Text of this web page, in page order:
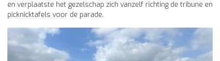
en verplaatste het gezelschap zich vanzelf richting de tribune en
picknicktafels voor de parade.